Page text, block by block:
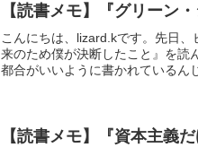
【読書メモ】『グリーン
こんにちは、lizard.kです。先日
来のため僕が決断したこと』を読
都合がいいように書かれているん
【読書メモ】『資本主義